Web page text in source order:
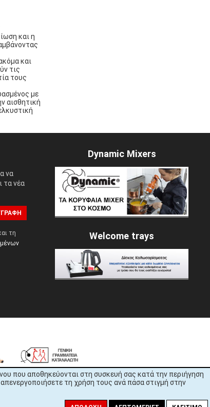
που αποθηκεύονται στη συσκευή σας κατά την περιήγηση
τη χρήση τους ανά πάσα στιγμή στην
και η
και
τις
τους
με
αισθητική
να
τα νέα
τη
Dynamic Mixers
Welcome trays